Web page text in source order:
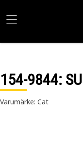
154-9844:
Varumärke: Cat